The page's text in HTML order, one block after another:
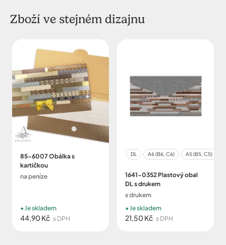
Zboží ve stejném dizajnu
85-6007 Obálka s
kartičkou
na peníze
44,90 Kč s DPH
Je skladem
DL A6 (B6, C6) A5 (B5, C5)
1641-0352 Plastový obal
DL s drukem
s drukem
21,50 Kč s DPH
Je skladem